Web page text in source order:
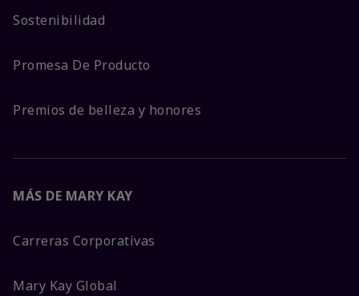
Sostenibilidad
Promesa De Producto
Premios de belleza y honores
MÁS DE MARY KAY
Carreras Corporativas
Mary Kay Global